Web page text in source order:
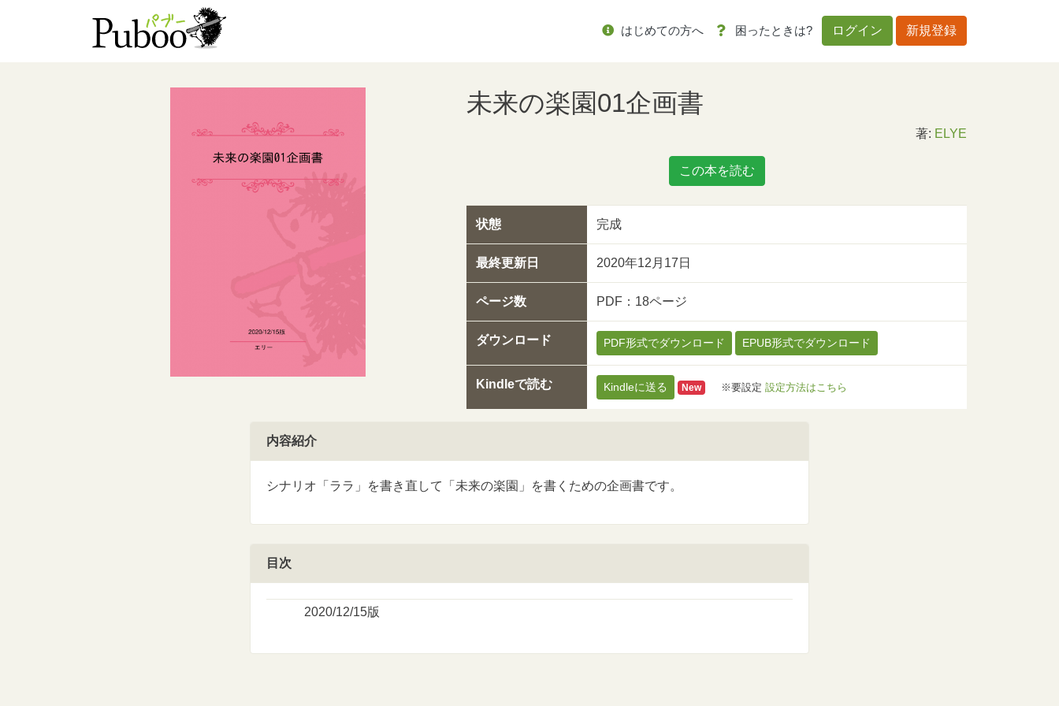
はじめての方へ 困ったときは? ログイン 新規登録
未来の楽園01企画書
著: ELYE
この本を読む
状態 完成
最終更新日 2020年12月17日
ページ数 PDF：18ページ
ダウンロード PDF形式でダウンロード EPUB形式でダウンロード
Kindleで読む Kindleに送る New ※要設定 設定方法はこちら
内容紹介
シナリオ「ララ」を書き直して「未来の楽園」を書くための企画書です。
目次
2020/12/15版